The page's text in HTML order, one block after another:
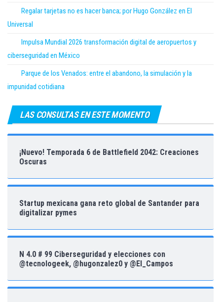
Regalar tarjetas no es hacer banca; por Hugo González en El
Universal
Impulsa Mundial 2026 transformación digital de aeropuertos y
ciberseguridad en México
Parque de los Venados: entre el abandono, la simulación y la
impunidad cotidiana
LAS CONSULTAS EN ESTE MOMENTO
¡Nuevo! Temporada 6 de Battlefield 2042: Creaciones
Oscuras
Startup mexicana gana reto global de Santander para
digitalizar pymes
N 4.0 # 99 Ciberseguridad y elecciones con
@tecnologeek, @hugonzalez0 y @El_Campos